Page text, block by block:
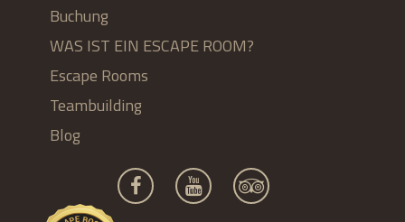
Buchung
WAS IST EIN ESCAPE ROOM?
Escape Rooms
Teambuilding
Blog